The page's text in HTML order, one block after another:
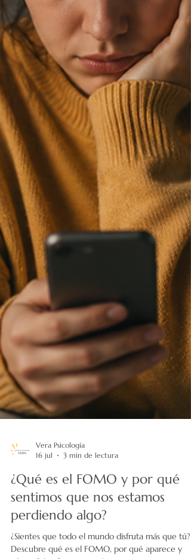
Vera Psicología
16 jul
3 min de lectura
¿Qué es el FOMO y por qué
sentimos que nos estamos
perdiendo algo?